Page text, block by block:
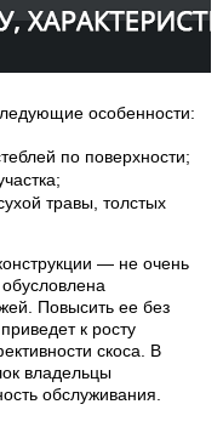
особенности:
по поверхности;
травы, толстых
— не очень
Повысить ее без
к росту
скоса. В
владельцы
обслуживания.